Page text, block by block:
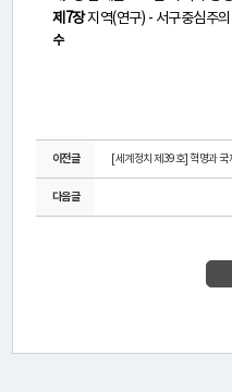
제7장지역(연구) - 서구중심주
수
이전글 [세계정치 제39호] 혁명과 국
다음글
정
치
포